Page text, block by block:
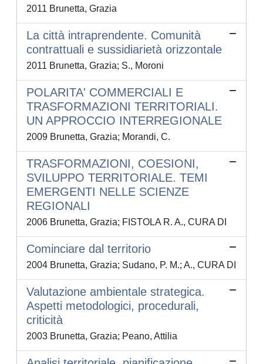
2011 Brunetta, Grazia
La città intraprendente. Comunità
contrattuali e sussidiarietà orizzontale
2011 Brunetta, Grazia; S., Moroni
POLARITA' COMMERCIALI E
TRASFORMAZIONI TERRITORIALI.
UN APPROCCIO INTERREGIONALE
2009 Brunetta, Grazia; Morandi, C.
TRASFORMAZIONI, COESIONI,
SVILUPPO TERRITORIALE. TEMI
EMERGENTI NELLE SCIENZE
REGIONALI
2006 Brunetta, Grazia; FISTOLA R. A., CURA DI
Cominciare dal territorio
2004 Brunetta, Grazia; Sudano, P. M.; A., CURA DI
Valutazione ambientale strategica.
Aspetti metodologici, procedurali,
criticità
2003 Brunetta, Grazia; Peano, Attilia